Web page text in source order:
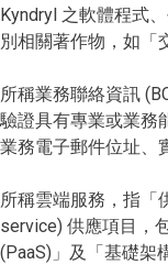
Kyndryl 之軟體程式
別相關著作物，如「
所稱業務聯絡資訊
驗證具有專業或業務
業務電子郵件位址、
所稱雲端服務，指「
service) 供應項目，
(PaaS)」及「基礎架